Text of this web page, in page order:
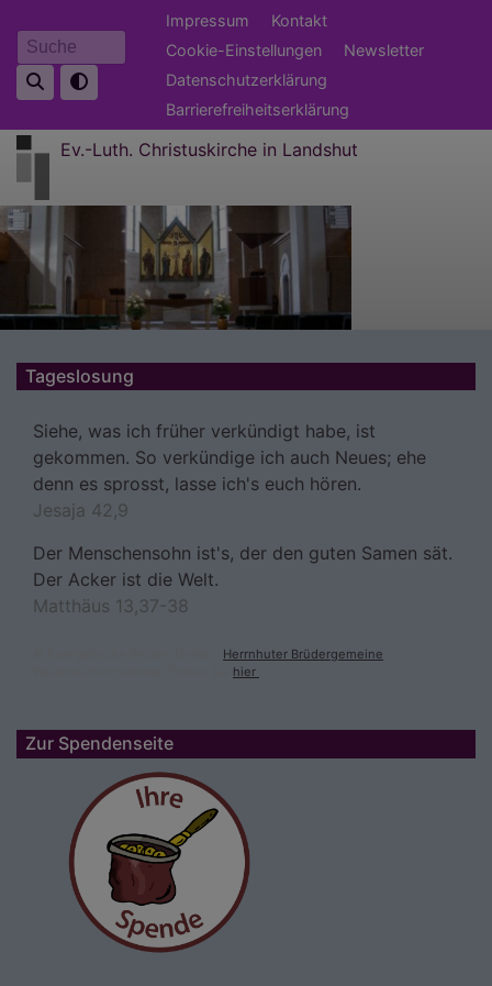
zum
Inhalt
Suche
Fußbereichsmenü
Impressum
Kontakt
Cookie-Einstellungen
Newsletter
Datenschutzerklärung
Barrierefreiheitserklärung
Ev.-Luth. Christuskirche in Landshut
Tageslosung
Siehe, was ich früher verkündigt habe, ist
gekommen. So verkündige ich auch Neues; ehe
denn es sprosst, lasse ich's euch hören.
Jesaja 42,9
Der Menschensohn ist's, der den guten Samen sät.
Der Acker ist die Welt.
Matthäus 13,37-38
Herrnhuter Brüdergemeine
hier
Zur Spendenseite